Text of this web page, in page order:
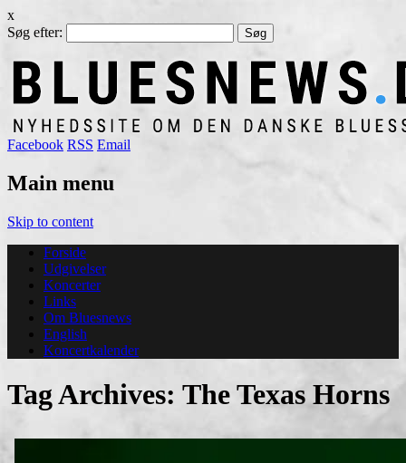
x
Søg efter:
Facebook RSS Email
Main menu
Skip to content
Forside
Udgivelser
Koncerter
Links
Om Bluesnews
English
Koncertkalender
Tag Archives: The Texas Horns